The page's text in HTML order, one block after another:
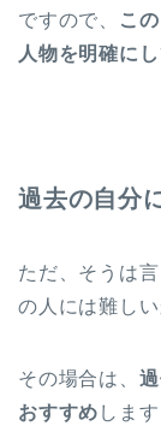
ですので、
こ
人物を明確に
過去の自分
ただ、そうは
の人には難しい
その場合は、
おすすめ します